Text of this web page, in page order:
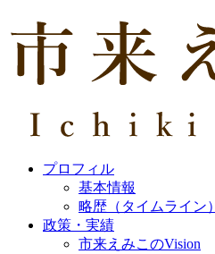
プロフィル
基本情報
略歴（タイムライン）
政策・実績
市来えみこのVision